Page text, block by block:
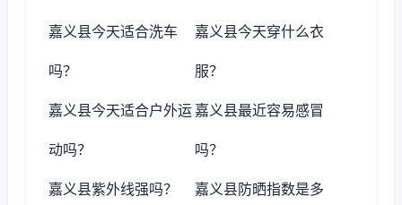
嘉义县今天适合洗车
吗？
嘉义县今天穿什么衣
服？
嘉义县今天适合户外运
动吗？
嘉义县最近容易感冒
吗？
嘉义县紫外线强吗？ 嘉义县防晒指数是多